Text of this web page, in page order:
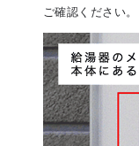
ご確認ください。